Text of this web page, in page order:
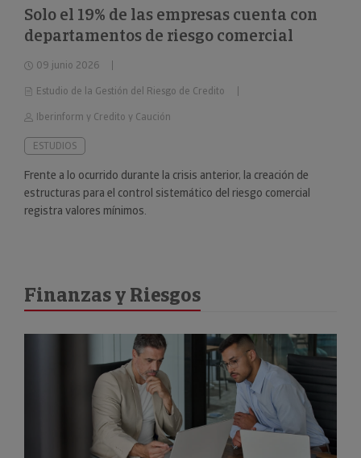
Solo el 19% de las empresas cuenta con
departamentos de riesgo comercial
09 junio 2026
Estudio de la Gestión del Riesgo de Credito
Iberinform y Credito y Caución
ESTUDIOS
Frente a lo ocurrido durante la crisis anterior, la creación de
estructuras para el control sistemático del riesgo comercial
registra valores mínimos.
Finanzas y Riesgos